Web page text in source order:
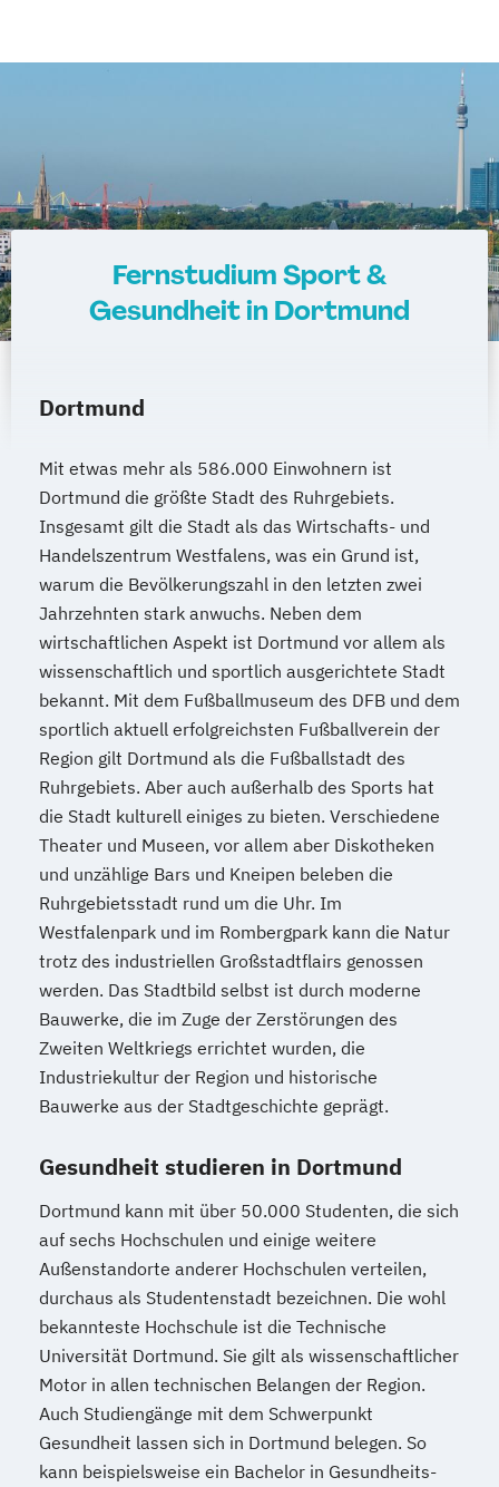
Fernstudium Sport &
Gesundheit in Dortmund
Dortmund
Mit etwas mehr als 586.000 Einwohnern ist
Dortmund die größte Stadt des Ruhrgebiets.
Insgesamt gilt die Stadt als das Wirtschafts- und
Handelszentrum Westfalens, was ein Grund ist,
warum die Bevölkerungszahl in den letzten zwei
Jahrzehnten stark anwuchs. Neben dem
wirtschaftlichen Aspekt ist Dortmund vor allem als
wissenschaftlich und sportlich ausgerichtete Stadt
bekannt. Mit dem Fußballmuseum des DFB und dem
sportlich aktuell erfolgreichsten Fußballverein der
Region gilt Dortmund als die Fußballstadt des
Ruhrgebiets. Aber auch außerhalb des Sports hat
die Stadt kulturell einiges zu bieten. Verschiedene
Theater und Museen, vor allem aber Diskotheken
und unzählige Bars und Kneipen beleben die
Ruhrgebietsstadt rund um die Uhr. Im
Westfalenpark und im Rombergpark kann die Natur
trotz des industriellen Großstadtflairs genossen
werden. Das Stadtbild selbst ist durch moderne
Bauwerke, die im Zuge der Zerstörungen des
Zweiten Weltkriegs errichtet wurden, die
Industriekultur der Region und historische
Bauwerke aus der Stadtgeschichte geprägt.
Gesundheit studieren in Dortmund
Dortmund kann mit über 50.000 Studenten, die sich
auf sechs Hochschulen und einige weitere
Außenstandorte anderer Hochschulen verteilen,
durchaus als Studentenstadt bezeichnen. Die wohl
bekannteste Hochschule ist die Technische
Universität Dortmund. Sie gilt als wissenschaftlicher
Motor in allen technischen Belangen der Region.
Auch Studiengänge mit dem Schwerpunkt
Gesundheit lassen sich in Dortmund belegen. So
kann beispielsweise ein Bachelor in Gesundheits-